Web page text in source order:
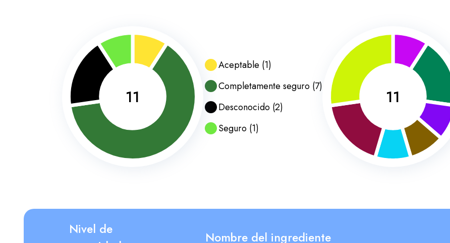
11
Aceptable (1)
Completamente seguro (7)
Desconocido (2)
Seguro (1)
11
Nivel de
Nombre del ingrediente